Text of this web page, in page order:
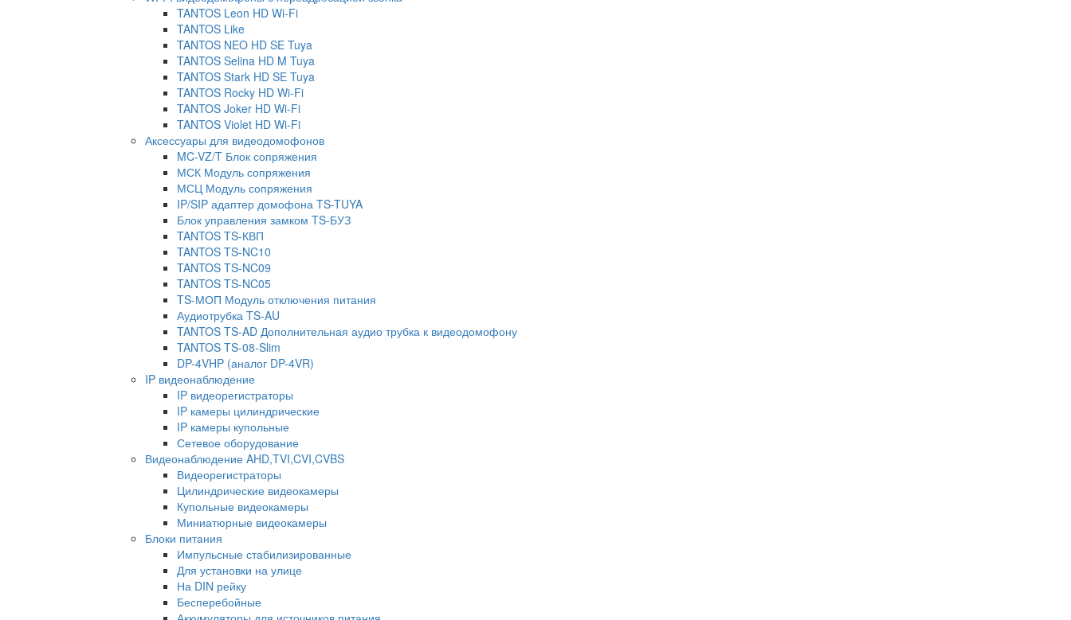
TANTOS Leon HD Wi-Fi
TANTOS Like
TANTOS NEO HD SE Tuya
TANTOS Selina HD M Tuya
TANTOS Stark HD SE Tuya
TANTOS Rocky HD Wi-Fi
TANTOS Joker HD Wi-Fi
TANTOS Violet HD Wi-Fi
Аксессуары для видеодомофонов
MC-VZ/T Блок сопряжения
МСК Модуль сопряжения
МСЦ Модуль сопряжения
IP/SIP адаптер домофона TS-TUYA
Блок управления замком TS-БУЗ
TANTOS TS-КВП
TANTOS TS-NC10
TANTOS TS-NC09
TANTOS TS-NC05
TS-МОП Модуль отключения питания
Аудиотрубка TS-AU
TANTOS TS-AD Дополнительная аудио трубка к видеодомофону
TANTOS TS-08-Slim
DP-4VHP (аналог DP-4VR)
IP видеонаблюдение
IP видеорегистраторы
IP камеры цилиндрические
IP камеры купольные
Сетевое оборудование
Видеонаблюдение AHD,TVI,CVI,CVBS
Видеорегистраторы
Цилиндрические видеокамеры
Купольные видеокамеры
Миниатюрные видеокамеры
Блоки питания
Импульсные стабилизированные
Для установки на улице
На DIN рейку
Бесперебойные